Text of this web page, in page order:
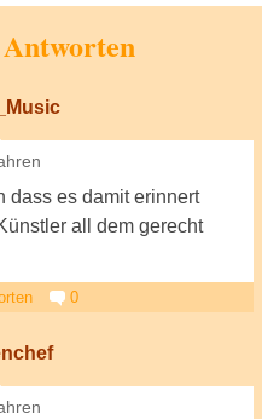
dass es damit erinnert
all dem gerecht
0